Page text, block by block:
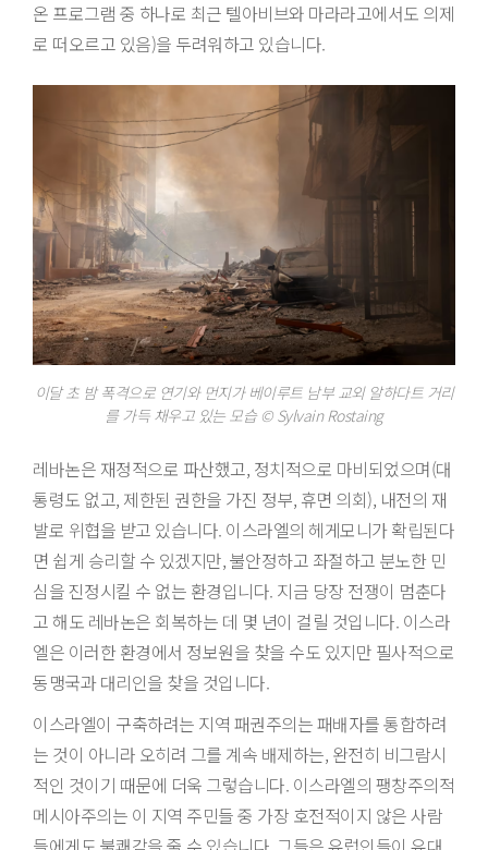
온 프로그램 중 하나로 최근 텔아비브와 마라라고에서도 의제
로 떠오르고 있음)을 두려워하고 있습니다.
이달 초 밤 폭격으로 연기와 먼지가 베이루트 남부 교외 알하다트 거리
를 가득 채우고 있는 모습 © Sylvain Rostaing
레바논은 재정적으로 파산했고, 정치적으로 마비되었으며(대
통령도 없고, 제한된 권한을 가진 정부, 휴면 의회), 내전의 재
발로 위협을 받고 있습니다. 이스라엘의 헤게모니가 확립된다
면 쉽게 승리할 수 있겠지만, 불안정하고 좌절하고 분노한 민
심을 진정시킬 수 없는 환경입니다. 지금 당장 전쟁이 멈춘다
고 해도 레바논은 회복하는 데 몇 년이 걸릴 것입니다. 이스라
엘은 이러한 환경에서 정보원을 찾을 수도 있지만 필사적으로
동맹국과 대리인을 찾을 것입니다.
이스라엘이 구축하려는 지역 패권주의는 패배자를 통합하려
는 것이 아니라 오히려 그를 계속 배제하는, 완전히 비그람시
적인 것이기 때문에 더욱 그렇습니다. 이스라엘의 팽창주의적
메시아주의는 이 지역 주민들 중 가장 호전적이지 않은 사람